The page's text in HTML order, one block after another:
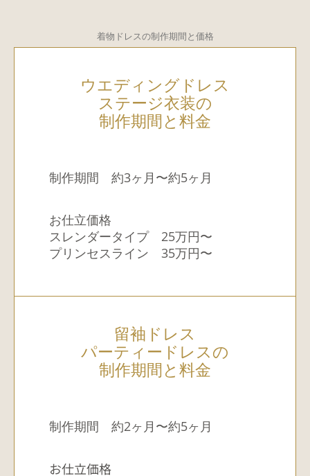
着物ドレスの制作期間と価格
ウエディングドレス
ステージ衣装の
制作期間と料金
制作期間 約3ヶ月〜約5ヶ月
お仕立価格
スレンダータイプ 25万円〜
プリンセスライン 35万円〜
留袖ドレス
パーティードレスの
制作期間と料金
制作期間 約2ヶ月〜約5ヶ月
お仕立価格